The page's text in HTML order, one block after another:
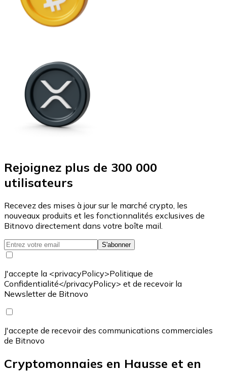
Rejoignez plus de 300 000
utilisateurs
Recevez des mises à jour sur le marché crypto, les
nouveaux produits et les fonctionnalités exclusives de
Bitnovo directement dans votre boîte mail.
S'abonner
J'accepte la <privacyPolicy>Politique de
Confidentialité</privacyPolicy> et de recevoir la
Newsletter de Bitnovo
J'accepte de recevoir des communications commerciales
de Bitnovo
Cryptomonnaies en Hausse et en